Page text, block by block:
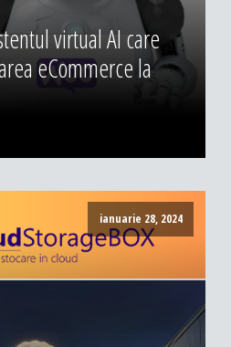
virtual AI care
eCommerce la
ianuarie 28, 2024